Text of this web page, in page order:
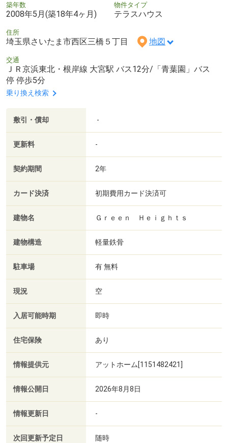
築年数
2008年5月(築18年4ヶ月)
物件タイプ
テラスハウス
住所
埼玉県さいたま市西区三橋５丁目 地図
交通
ＪＲ京浜東北・根岸線 大宮駅 バス12分/「青葉園」バス
停 停歩5分
乗り換え検索
敷引・償却 -
更新料 -
契約期間 2年
カード決済 初期費用カード決済可
建物名 Ｇｒｅｅｎ Ｈｅｉｇｈｔｓ
建物構造 軽量鉄骨
駐車場 有 無料
現況 空
入居可能時期 即時
住宅保険 あり
情報提供元 アットホーム[1151482421]
情報公開日 2026年8月8日
情報更新日 -
次回更新予定日 随時